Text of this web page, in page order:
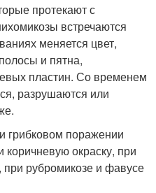
протекают с
встречаются
меняется цвет,
и пятна,
пластин. Со временем
разрушаются или
грибковом поражении
окраску, при
рубромикозе и фавусе